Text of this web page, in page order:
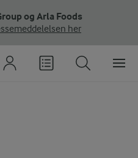
og Arla Foods
her